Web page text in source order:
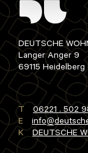
DEUTSCHE
Langer Anger 9
69115 Heidelberg
T
06221 . 502
E
info
K
DEUTSCHE